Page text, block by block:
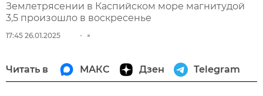
Землетрясении в Каспийском море магнитудой
3,5 произошло в воскресенье
17:45 26.01.2025
Читать в МАКС Дзен Telegram